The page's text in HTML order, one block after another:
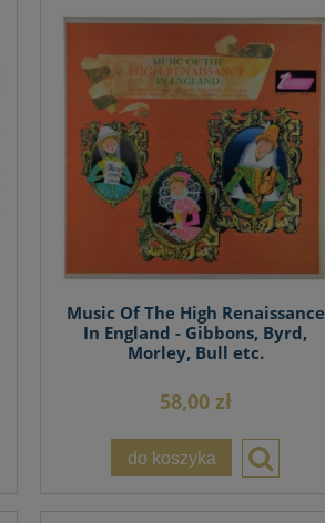
Music Of The High Renaissance
In England - Gibbons, Byrd,
Morley, Bull etc.
58,00 zł
do koszyka